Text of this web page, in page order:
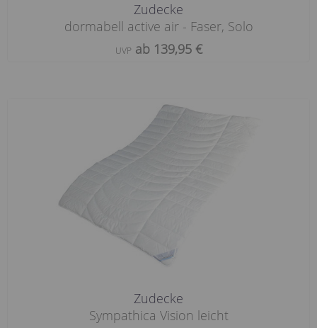
Zudecke
dormabell active air - Faser, Solo
UVPab 139,95 €
Zudecke
Sympathica Vision leicht